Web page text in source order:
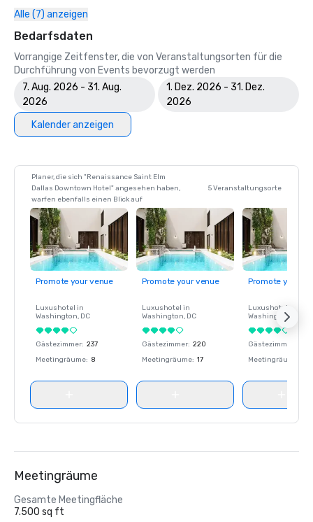
Alle (7) anzeigen
Bedarfsdaten
Vorrangige Zeitfenster, die von Veranstaltungsorten für die
Durchführung von Events bevorzugt werden
7. Aug. 2026 - 31. Aug.
2026
1. Dez. 2026 - 31. Dez.
2026
Kalender anzeigen
Planer, die sich "Renaissance Saint Elm
Dallas Downtown Hotel" angesehen haben,
warfen ebenfalls einen Blick auf
5 Veranstaltungsorte
Promote your venue
Luxushotel in
Washington, DC
Gästezimmer: 237
Meetingräume: 8
Promote your venue
Luxushotel in
Washington, DC
Gästezimmer: 220
Meetingräume: 17
Promote your
Luxushotel in
Washington
Gästezimmer
Meetingräume
Meetingräume
Gesamte Meetingfläche
7.500 sq ft